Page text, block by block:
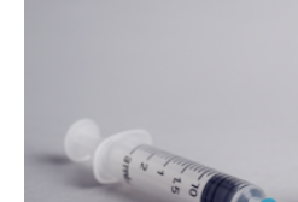
Dringend benötigt werden
nur Tumorschwachstellen
Gewebe verschonen.
Hertie-Institut für klinische
Universitätsklinikum Tübingen
Schwachstelle im Erbgut einer
Medulloblastoms gefunden.